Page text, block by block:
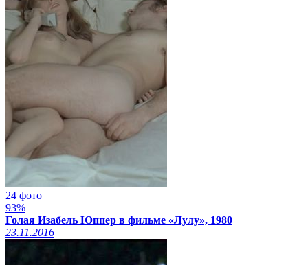
24 фото
93%
Голая Изабель Юппер в фильме «Лулу», 1980
23.11.2016